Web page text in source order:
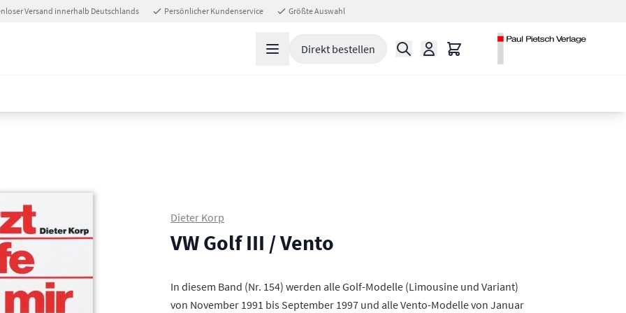
Versand innerhalb Deutschlands Persönlicher Kundenservice Größte Auswahl
Direkt bestellen Suche Warenkorb
Dieter Korp
VW Golf III / Vento
In diesem Band (Nr. 154) werden alle Golf-Modelle (Limousine und Variant)
von November 1991 bis September 1997 und alle Vento-Modelle von Januar